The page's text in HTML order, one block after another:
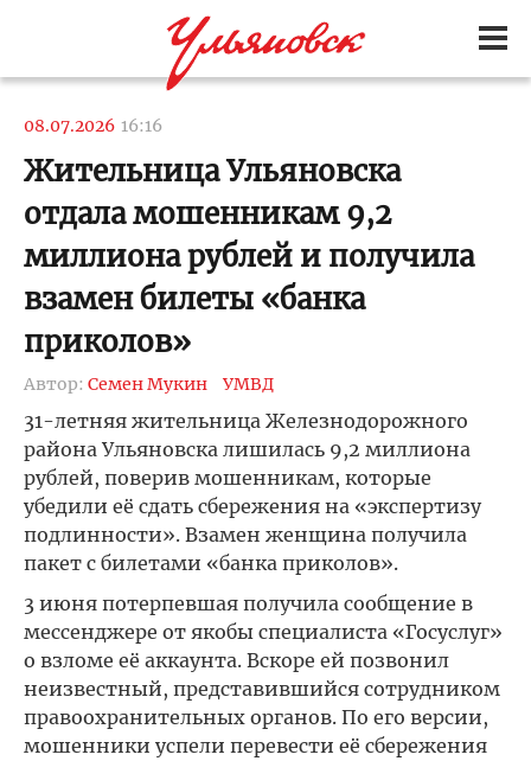
08.07.2026 16:16
Жительница Ульяновска
отдала мошенникам 9,2
миллиона рублей и получила
взамен билеты «банка
приколов»
Автор: Семен Мукин УМВД
31-летняя жительница Железнодорожного
района Ульяновска лишилась 9,2 миллиона
рублей, поверив мошенникам, которые
убедили её сдать сбережения на «экспертизу
подлинности». Взамен женщина получила
пакет с билетами «банка приколов».
3 июня потерпевшая получила сообщение в
мессенджере от якобы специалиста «Госуслуг»
о взломе её аккаунта. Вскоре ей позвонил
неизвестный, представившийся сотрудником
правоохранительных органов. По его версии,
мошенники успели перевести её сбережения